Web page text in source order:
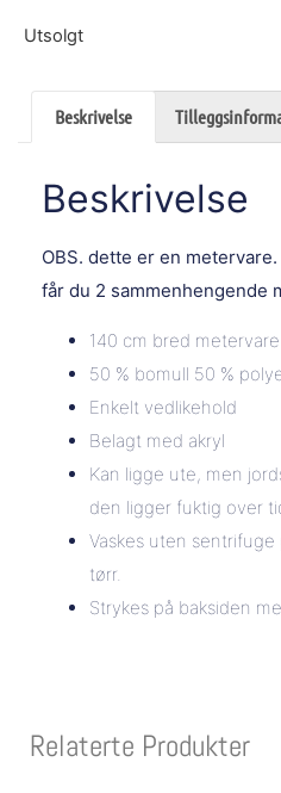
Utsolgt
Beskrivelse
Beskrivelse
OBS. dette er en
får du 2 sammenhengende
140 cm bred
50 % bomull 50 %
Enkelt vedlikehold
Belagt med akryl
Kan ligge ute, men
den ligger fuktig over
Vaskes uten
tørr.
Strykes på baksiden
Relaterte Produkter